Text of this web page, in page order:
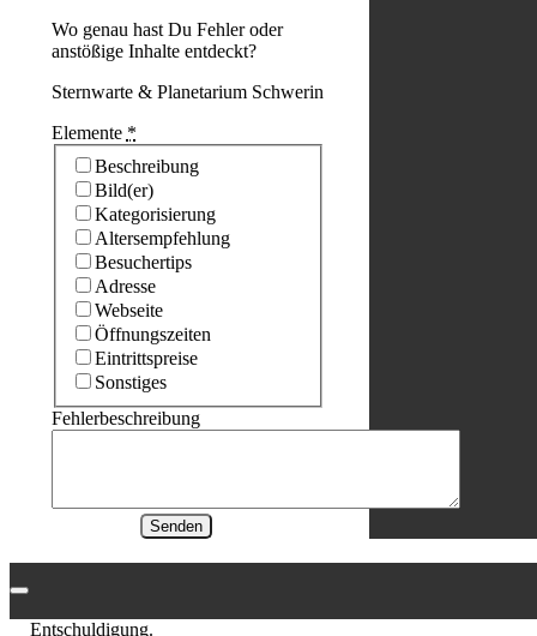
Wo genau hast Du Fehler oder
anstößige Inhalte entdeckt?
Sternwarte & Planetarium Schwerin
Elemente *
Beschreibung
Bild(er)
Kategorisierung
Altersempfehlung
Besuchertips
Adresse
Webseite
Öffnungszeiten
Eintrittspreise
Sonstiges
Fehlerbeschreibung
Senden
Entschuldigung.